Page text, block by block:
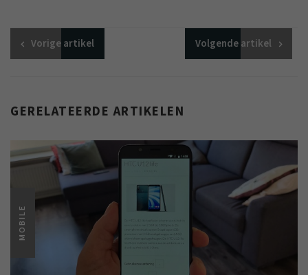
Vorigeartikel Volgendeartikel
GERELATEERDE ARTIKELEN
MOBILE